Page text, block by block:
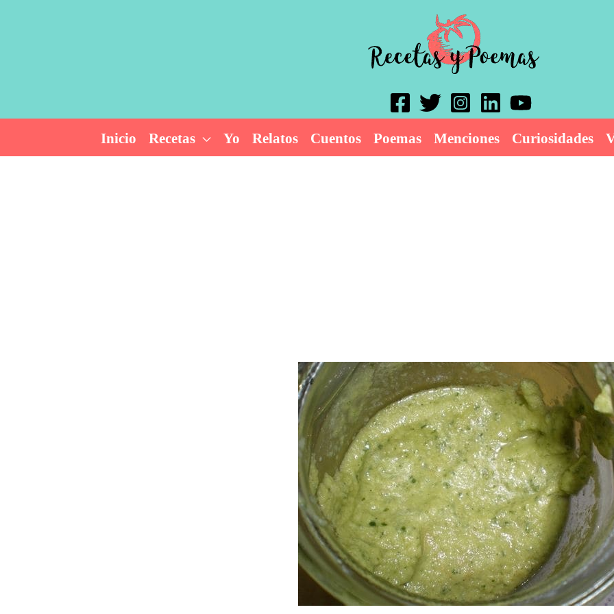
Inicio Recetas Yo Relatos Cuentos Poemas Menciones Curiosidades